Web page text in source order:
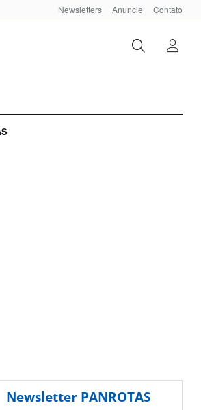
Newsletters Anuncie Contato
Newsletter PANROTAS